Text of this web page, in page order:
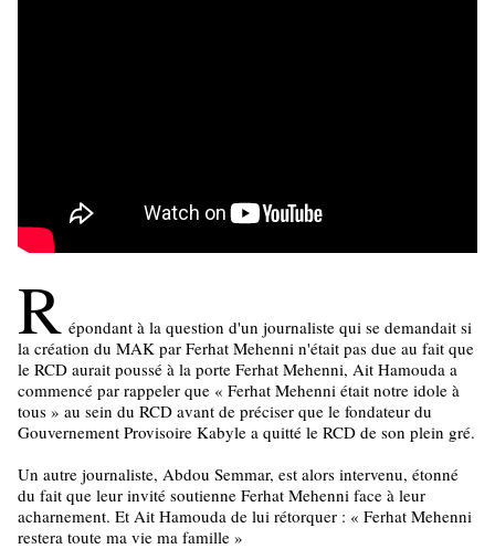
R épondant à la question d'un journaliste qui se demandait si
la création du MAK par Ferhat Mehenni n'était pas due au fait que
le RCD aurait poussé à la porte Ferhat Mehenni, Ait Hamouda a
commencé par rappeler que « Ferhat Mehenni était notre idole à
tous » au sein du RCD avant de préciser que le fondateur du
Gouvernement Provisoire Kabyle a quitté le RCD de son plein gré.
Un autre journaliste, Abdou Semmar, est alors intervenu, étonné
du fait que leur invité soutienne Ferhat Mehenni face à leur
acharnement. Et Ait Hamouda de lui rétorquer : « Ferhat Mehenni
restera toute ma vie ma famille »